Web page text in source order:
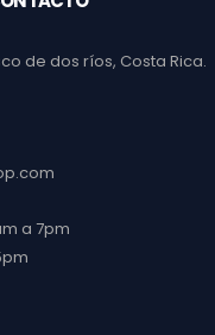
de dos ríos, Costa Rica.
a 7pm